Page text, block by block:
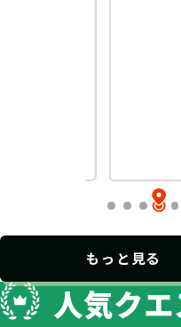
もっと見る
人気クエ